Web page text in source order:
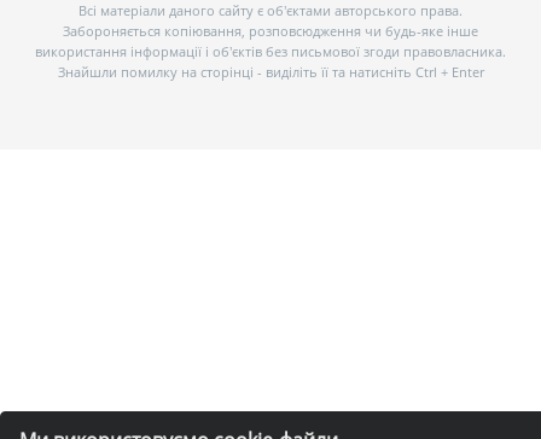
Всі матеріали даного сайту є об’єктами авторського права.
Забороняється копіювання, розповсюдження чи будь-яке інше
використання інформації і об’єктів без письмової згоди правовласника.
Знайшли помилку на сторінці - виділіть її та натисніть Ctrl + Enter